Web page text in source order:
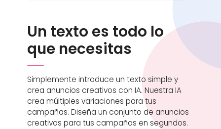
Un texto es todo lo
que necesitas
Simplemente introduce un texto simple y
crea anuncios creativos con IA. Nuestra IA
crea múltiples variaciones para tus
campañas. Diseña un conjunto de anuncios
creativos para tus campañas en segundos.